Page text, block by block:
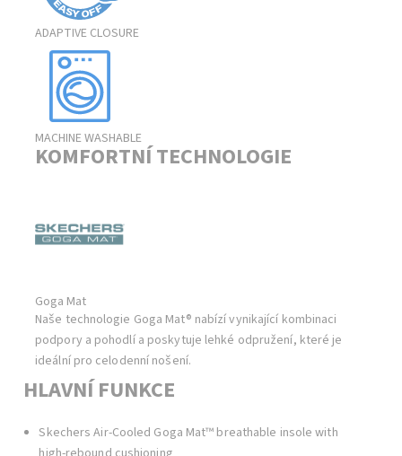
ADAPTIVE CLOSURE
MACHINE WASHABLE
KOMFORTNÍ TECHNOLOGIE
Goga Mat
Naše technologie Goga Mat® nabízí vynikající kombinaci
podpory a pohodlí a poskytuje lehké odpružení, které je
ideální pro celodenní nošení.
HLAVNÍ FUNKCE
Skechers Air-Cooled Goga Mat™ breathable insole with